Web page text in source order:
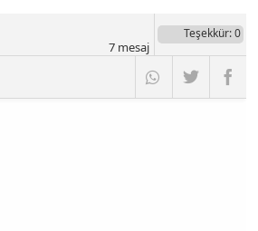
Teşekkür: 0
7mesaj